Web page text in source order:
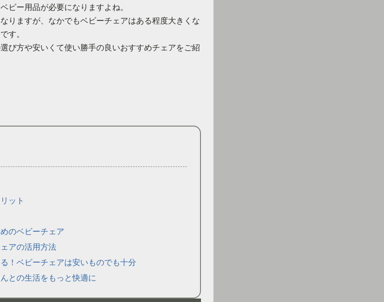
ビー用品が必要になりますよね。
りますが、なかでもベビーチェアはある程度大きくな
す。
び方や安いくて使い勝手の良いおすすめチェアをご紹
ット
のベビーチェア
アの活用方法
！ベビーチェアは安いものでも十分
との生活をもっと快適に